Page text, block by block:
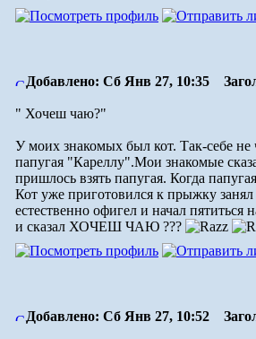
Добавлено: Сб Янв 27, 10:35
" Хочеш чаю?"
У моих знакомых был кот. Так-себе
папугая "Кареллу".Мои знакомые
пришлось взять папугая. Когда
Кот уже приготовился к прыжку
естественно офигел и начал пятиться
и сказал ХОЧЕШ ЧАЮ ???
Добавлено: Сб Янв 27, 10:52